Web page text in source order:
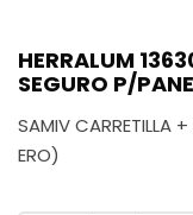
HERRALUM
SEGURO P/
SAMIV CARRETILLA
ERO)